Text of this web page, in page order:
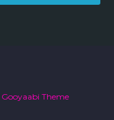
Gooyaabi Theme